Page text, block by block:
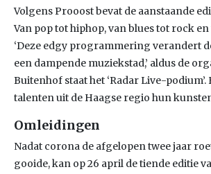
Volgens Prooost bevat de aanstaande
Van pop tot hiphop, van blues tot rock
‘Deze edgy programmering verandert
een dampende muziekstad,’ aldus de
Buitenhof staat het ‘Radar Live-
talenten uit de Haagse regio hun
Omleidingen
Nadat corona de afgelopen twee jaar
gooide, kan op 26 april de tiende editie